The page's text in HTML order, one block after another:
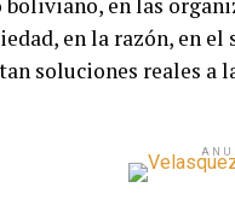
en la razón, en el
soluciones reales a